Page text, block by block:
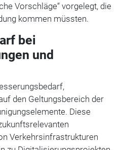
Vorschläge“ vorgelegt, die
kommen müssten.
bei
und
den Geltungsbereich der
Diese
Verkehrsinfrastrukturen